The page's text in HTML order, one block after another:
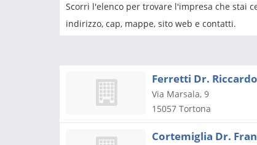
Scorri l'elenco per trovare l'impresa che stai
indirizzo, cap, mappe, sito web e contatti.
Ferretti Dr. Riccardo
Via Marsala, 9
15057 Tortona
Cortemiglia Dr.